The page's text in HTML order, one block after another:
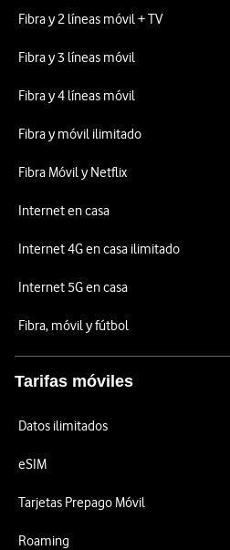
Fibra y 2 líneas móvil + TV
Fibra y 3 líneas móvil
Fibra y 4 líneas móvil
Fibra y móvil ilimitado
Fibra Móvil y Netflix
Internet en casa
Internet 4G en casa ilimitado
Internet 5G en casa
Fibra, móvil y fútbol
Tarifas móviles
Datos ilimitados
eSIM
Tarjetas Prepago Móvil
Roaming